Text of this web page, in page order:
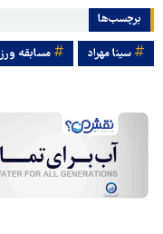
برچسب‌ها
سینا مهراد مسابقه